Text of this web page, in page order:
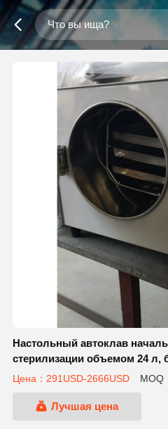
Настольный автоклав
стерилизации объемом 24 л,
Цена：291USD-2666USD MOQ
Лучшая цена